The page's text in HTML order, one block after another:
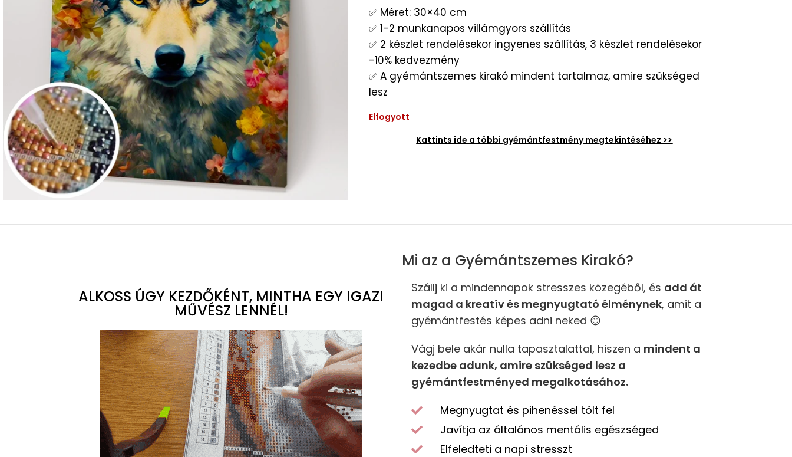
✅ Méret: 30×40 cm
✅ 1-2 munkanapos villámgyors szállítás
✅ 2 készlet rendelésekor ingyenes szállítás, 3 készlet rendelésekor
-10% kedvezmény
✅ A gyémántszemes kirakó mindent tartalmaz, amire szükséged
lesz
Elfogyott
Kattints ide a többi gyémántfestmény megtekintéséhez >>
ALKOSS ÚGY KEZDŐKÉNT, MINTHA EGY IGAZI
MŰVÉSZ LENNÉL!
Mi az a Gyémántszemes Kirakó?
Szállj ki a mindennapok stresszes közegéből, és add át
magad a kreatív és megnyugtató élménynek, amit a
gyémántfestés képes adni neked 😊
Vágj bele akár nulla tapasztalattal, hiszen a mindent a
kezedbe adunk, amire szükséged lesz a
gyémántfestményed megalkotásához.
Megnyugtat és pihenéssel tölt fel
Javítja az általános mentális egészséged
Elfeledteti a napi stresszt